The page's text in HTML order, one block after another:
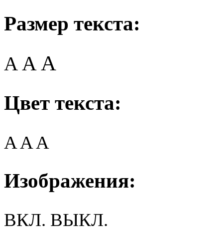
Размер текста:
A AA
Цвет текста:
AAA
Изображения:
ВКЛ. ВЫКЛ.